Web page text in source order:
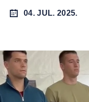
04. JUL. 2025.